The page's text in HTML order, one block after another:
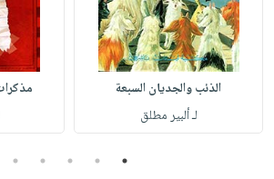
الذئب والجديان السبعة
لـ ألبير مطلق
1
2
3
4
5